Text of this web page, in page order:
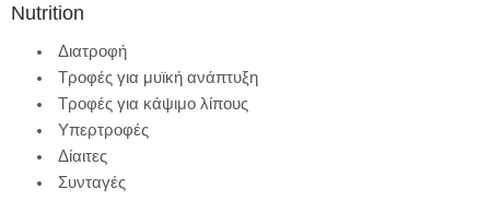
Nutrition
Διατροφή
Τροφές για μυϊκή ανάπτυξη
Τροφές για κάψιμο λίπους
Υπερτροφές
Δίαιτες
Συνταγές